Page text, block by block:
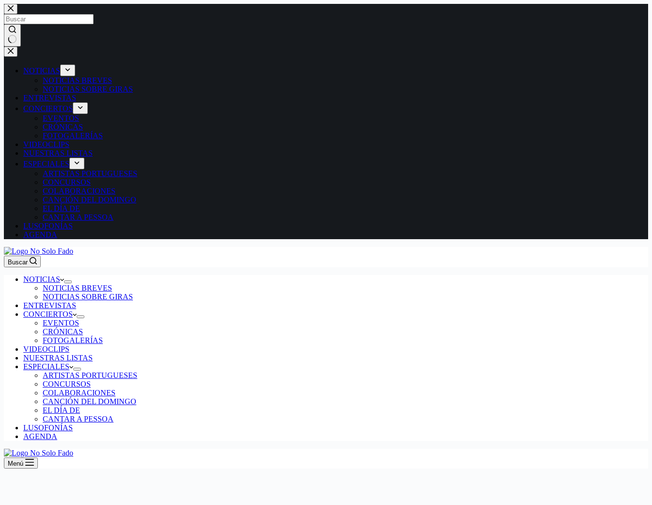
Saltar
al
contenido
Sin
resultados
NOTICIAS
NOTICIAS BREVES
NOTICIAS SOBRE GIRAS
ENTREVISTAS
CONCIERTOS
EVENTOS
CRÓNICAS
FOTOGALERÍAS
VIDEOCLIPS
NUESTRAS LISTAS
ESPECIALES
ARTISTAS PORTUGUESES
CONCURSOS
COLABORACIONES
CANCIÓN DEL DOMINGO
EL DÍA DE
CANTAR A PESSOA
LUSOFONÍAS
AGENDA
Buscar
NOTICIAS
NOTICIAS BREVES
NOTICIAS SOBRE GIRAS
ENTREVISTAS
CONCIERTOS
EVENTOS
CRÓNICAS
FOTOGALERÍAS
VIDEOCLIPS
NUESTRAS LISTAS
ESPECIALES
ARTISTAS PORTUGUESES
CONCURSOS
COLABORACIONES
CANCIÓN DEL DOMINGO
EL DÍA DE
CANTAR A PESSOA
LUSOFONÍAS
AGENDA
Menú